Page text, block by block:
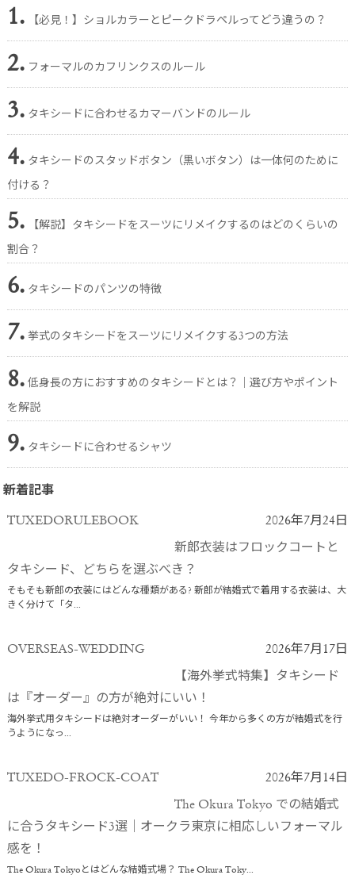
1. 【必見！】ショルカラーとピークドラペルってどう違うの？
2. フォーマルのカフリンクスのルール
3. タキシードに合わせるカマーバンドのルール
4. タキシードのスタッドボタン（黒いボタン）は一体何のために
付ける？
5. 【解説】タキシードをスーツにリメイクするのはどのくらいの
割合？
6. タキシードのパンツの特徴
7. 挙式のタキシードをスーツにリメイクする3つの方法
8. 低身長の方におすすめのタキシードとは？｜選び方やポイント
を解説
9. タキシードに合わせるシャツ
新着記事
TUXEDORULEBOOK 2026年7月24日
新郎衣装はフロックコートと
タキシード、どちらを選ぶべき？
そもそも新郎の衣装にはどんな種類がある? 新郎が結婚式で着用する衣装は、大
きく分けて「タ...
OVERSEAS-WEDDING 2026年7月17日
【海外挙式特集】タキシード
は『オーダー』の方が絶対にいい！
海外挙式用タキシードは絶対オーダーがいい！ 今年から多くの方が結婚式を行
うようになっ...
TUXEDO-FROCK-COAT 2026年7月14日
The Okura Tokyo での結婚式
に合うタキシード3選｜オークラ東京に相応しいフォーマル
感を！
The Okura Tokyoとはどんな結婚式場？ The Okura Toky...